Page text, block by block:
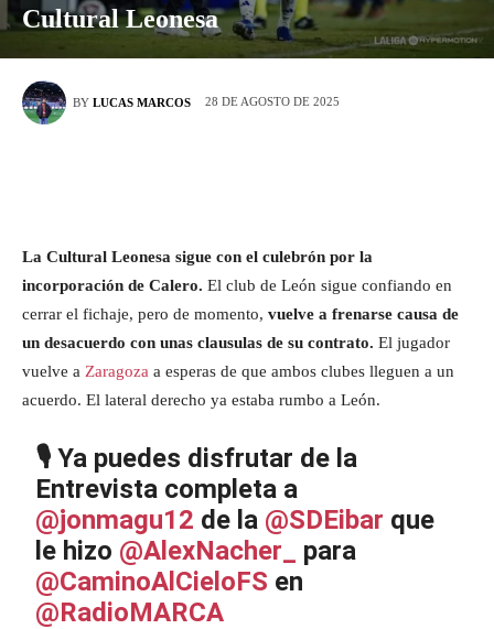
Cultural Leonesa
BY LUCAS MARCOS 28 DE AGOSTO DE 2025
La Cultural Leonesa sigue con el culebrón por la
incorporación de Calero. El club de León sigue confiando en
cerrar el fichaje, pero de momento, vuelve a frenarse causa de
un desacuerdo con unas clausulas de su contrato. El jugador
vuelve a Zaragoza a esperas de que ambos clubes lleguen a un
acuerdo. El lateral derecho ya estaba rumbo a León.
🎙️ Ya puedes disfrutar de la
Entrevista completa a
@jonmagu12 de la @SDEibar que
le hizo @AlexNacher_
para
@CaminoAlCieloFS en
@RadioMARCA